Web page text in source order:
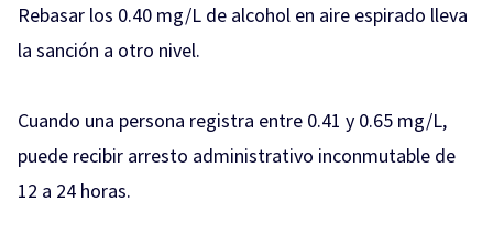
Rebasar los 0.40 mg/L de alcohol en aire espirado lleva
la sanción a otro nivel.
Cuando una persona registra entre 0.41 y 0.65 mg/L,
puede recibir arresto administrativo inconmutable de
12 a 24 horas.